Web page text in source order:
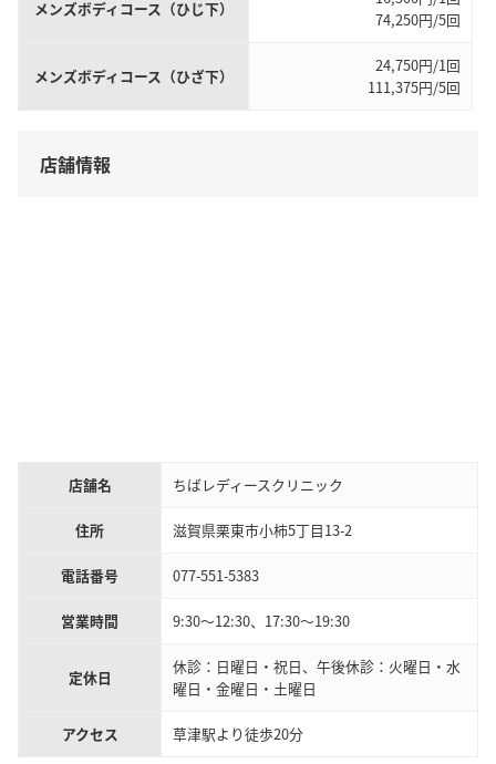
メンズボディコース（ひじ下）
74,250円/5回
メンズボディコース（ひざ下）
24,750円/1回
111,375円/5回
店舗情報
店舗名 ちばレディースクリニック
住所 滋賀県栗東市小柿5丁目13-2
電話番号 077-551-5383
営業時間 9:30～12:30、17:30～19:30
定休日
休診：日曜日・祝日、午後休診：火曜日・水
曜日・金曜日・土曜日
アクセス 草津駅より徒歩20分